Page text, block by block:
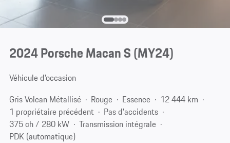
2024 Porsche Macan S (MY24)
Véhicule d'occasion
Gris Volcan Métallisé
Rouge Essence
12 444 km
1 propriétaire précédent
Pas d'accidents
375 ch / 280 kW
Transmission intégrale
PDK (automatique)